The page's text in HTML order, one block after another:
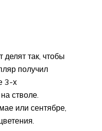
делят так, чтобы
получил
3-х
стволе.
или сентябре,